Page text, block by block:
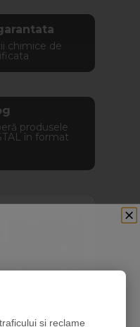
chimice de
produsele
în format
si reclame